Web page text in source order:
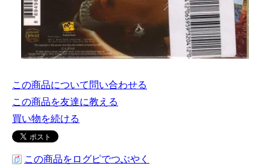
この商品について問い合わせる
この商品を友達に教える
買い物を続ける
この商品をログピでつぶやく